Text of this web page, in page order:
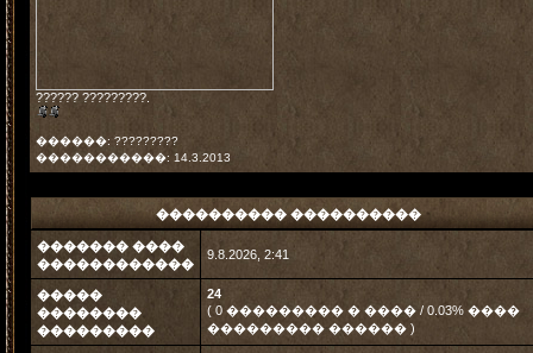
?????? ?????????.
������: ?????????
�����������: 14.3.2013
���������� ����������
������� ����
������������
9.8.2026, 2:41
�����
��������
���������
24
( 0 ��������� � ���� / 0.03% ����
��������� ������ )